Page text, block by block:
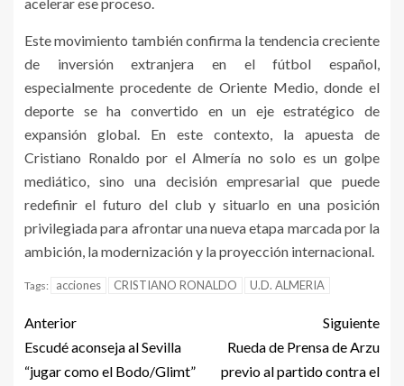
Este movimiento también confirma la tendencia creciente
de inversión extranjera en el fútbol español,
especialmente procedente de Oriente Medio, donde el
deporte se ha convertido en un eje estratégico de
expansión global. En este contexto, la apuesta de
Cristiano Ronaldo por el Almería no solo es un golpe
mediático, sino una decisión empresarial que puede
redefinir el futuro del club y situarlo en una posición
privilegiada para afrontar una nueva etapa marcada por la
ambición, la modernización y la proyección internacional.
Tags: acciones CRISTIANO RONALDO U.D. ALMERIA
Anterior
Escudé aconseja al Sevilla
“jugar como el Bodo/Glimt”
Siguiente
Rueda de Prensa de Arzu
previo al partido contra el